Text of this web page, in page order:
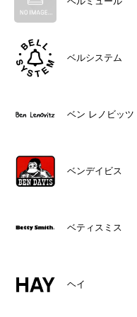
ベルシステム
ベン レノビッツ
ベンデイビス
ベティスミス
ヘイ